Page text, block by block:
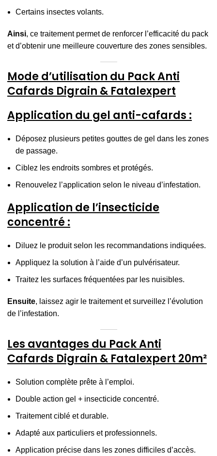
Certains insectes volants.
Ainsi, ce traitement permet de renforcer l’efficacité du pack
et d’obtenir une meilleure couverture des zones sensibles.
Mode d’utilisation du Pack Anti
Cafards Digrain & Fatalexpert
Application du gel anti-cafards :
Déposez plusieurs petites gouttes de gel dans les zones
de passage.
Ciblez les endroits sombres et protégés.
Renouvelez l’application selon le niveau d’infestation.
Application de l’insecticide
concentré :
Diluez le produit selon les recommandations indiquées.
Appliquez la solution à l’aide d’un pulvérisateur.
Traitez les surfaces fréquentées par les nuisibles.
Ensuite, laissez agir le traitement et surveillez l’évolution
de l’infestation.
Les avantages du Pack Anti
Cafards Digrain & Fatalexpert 20m²
Solution complète prête à l’emploi.
Double action gel + insecticide concentré.
Traitement ciblé et durable.
Adapté aux particuliers et professionnels.
Application précise dans les zones difficiles d’accès.